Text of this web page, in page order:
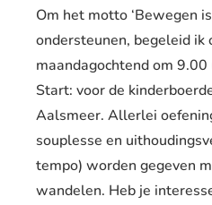
Om het motto ‘Bewegen
ondersteunen, begeleid ik
maandagochtend om
Start: voor de
Aalsmeer. Allerlei
souplesse en
tempo) worden gegeven
wandelen. Heb je